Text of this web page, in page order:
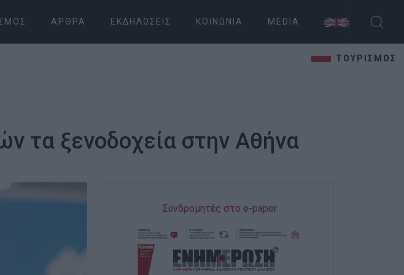
ΆΡΘΡΑ ΕΚΔΗΛΏΣΕΙΣ ΚΟΙΝΩΝΊΑ MEDIA
ΤΟΥΡΙΣΜΟΣ
τα ξενοδοχεία στην Αθήνα
Συνδρομητές στο e-paper